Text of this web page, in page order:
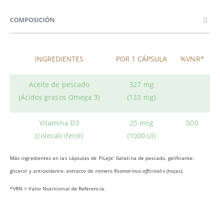
COMPOSICIÓN
INGREDIENTES POR 1 CÁPSULA %VNR*
Aceite de pescado
(Ácidos grasos Omega 3)
327 mg
(133 mg)
Vitamina D3
(colecalciferol)
25 mcg
(1000 UI)
500
Más ingredientes en las cápsulas de PiLeJe: Gelatina de pescado, gelificante:
glicerol y antioxidante: extracto de romeroRosmarinus officinalis(hojas).
*VRN = Valor Nutricional de Referencia.